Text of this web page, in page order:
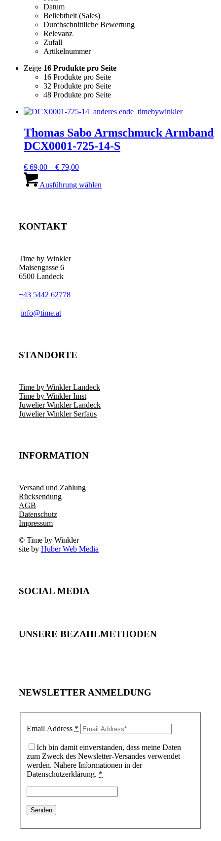
Datum
Beliebtheit (Sales)
Durchschnittliche Bewertung
Relevanz
Zufall
Artikelnummer
Zeige 16 Produkte pro Seite
16 Produkte pro Seite
32 Produkte pro Seite
48 Produkte pro Seite
Thomas Sabo Armschmuck Armband
DCX0001-725-14-S
€ 69,00 – € 79,00Preisspanne:
bis
Ausführung wählen
KONTAKT
Time by Winkler
Maisengasse 6
6500 Landeck
+43 5442 62778
­info@time.at
STANDORTE
Time by Winkler Landeck
Time by Winkler Imst
Juwelier Winkler Landeck
Juwelier Winkler Serfaus
INFORMATION
Versand und Zahlung
Rücksendung
AGB
Datenschutz
Impressum
© Time by Winkler
site by Huber Web Media
SOCIAL MEDIA
UNSERE BEZAHLMETHODEN
NEWSLETTER ANMELDUNG
Email Address *
Ich bin damit einverstanden, dass meine Daten
zum Zweck des Newsletter-Versandes verwendet
werden. Nähere Informationen in der
Datenschutzerklärung. *